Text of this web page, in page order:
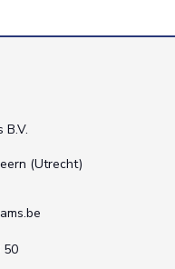
B.V.
(Utrecht)
50